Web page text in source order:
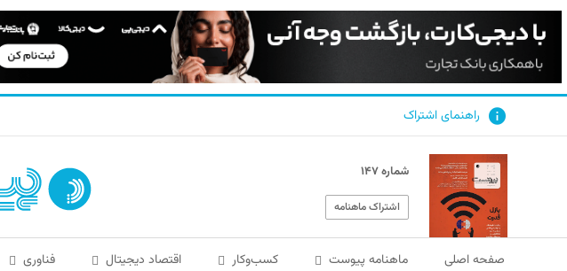
راهنمای اشتراک
شماره ۱۴۷
اشتراک ماهنامه
صفحه اصلی ماهنامه پیوست کسب‌و‌کار اقتصاد دیجیتال فناوری